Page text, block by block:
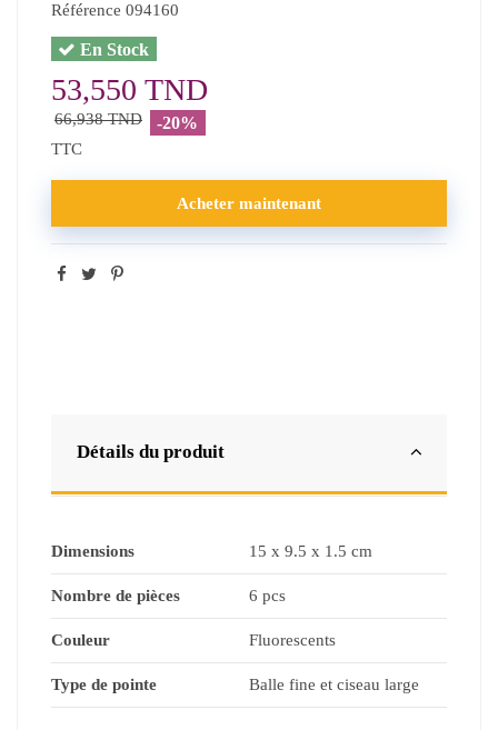
Référence 094160
En Stock
53,550 TND
66,938 TND -20%
TTC
Acheter maintenant
Détails du produit
Dimensions 15 x 9.5 x 1.5 cm
Nombre de pièces 6 pcs
Couleur Fluorescents
Type de pointe Balle fine et ciseau large